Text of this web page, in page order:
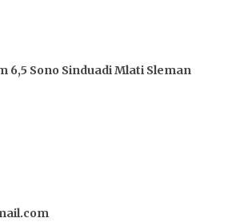
6,5 Sono Sinduadi Mlati Sleman